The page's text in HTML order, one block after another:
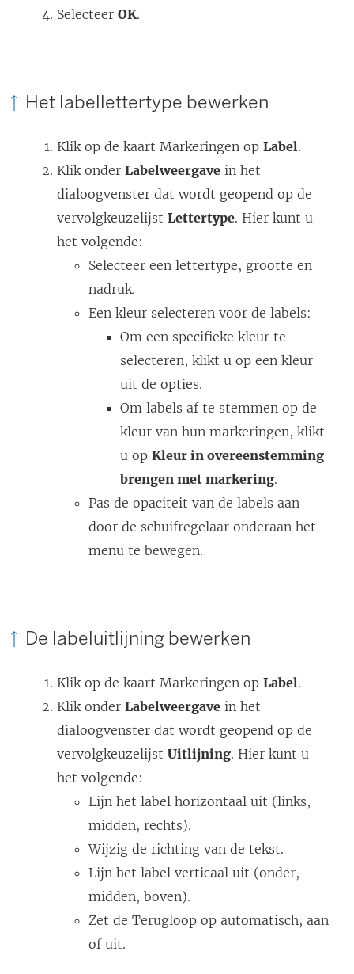
Selecteer OK.
Het labellettertype bewerken
Klik op de kaart Markeringen op Label.
Klik onder Labelweergave in het
dialoogvenster dat wordt geopend op de
vervolgkeuzelijst Lettertype. Hier kunt u
het volgende:
Selecteer een lettertype, grootte en
nadruk.
Een kleur selecteren voor de labels:
Om een specifieke kleur te
selecteren, klikt u op een kleur
uit de opties.
Om labels af te stemmen op de
kleur van hun markeringen, klikt
u op Kleur in overeenstemming
brengen met markering.
Pas de opaciteit van de labels aan
door de schuifregelaar onderaan het
menu te bewegen.
De labeluitlijning bewerken
Klik op de kaart Markeringen op Label.
Klik onder Labelweergave in het
dialoogvenster dat wordt geopend op de
vervolgkeuzelijst Uitlijning. Hier kunt u
het volgende:
Lijn het label horizontaal uit (links,
midden, rechts).
Wijzig de richting van de tekst.
Lijn het label verticaal uit (onder,
midden, boven).
Zet de Terugloop op automatisch, aan
of uit.